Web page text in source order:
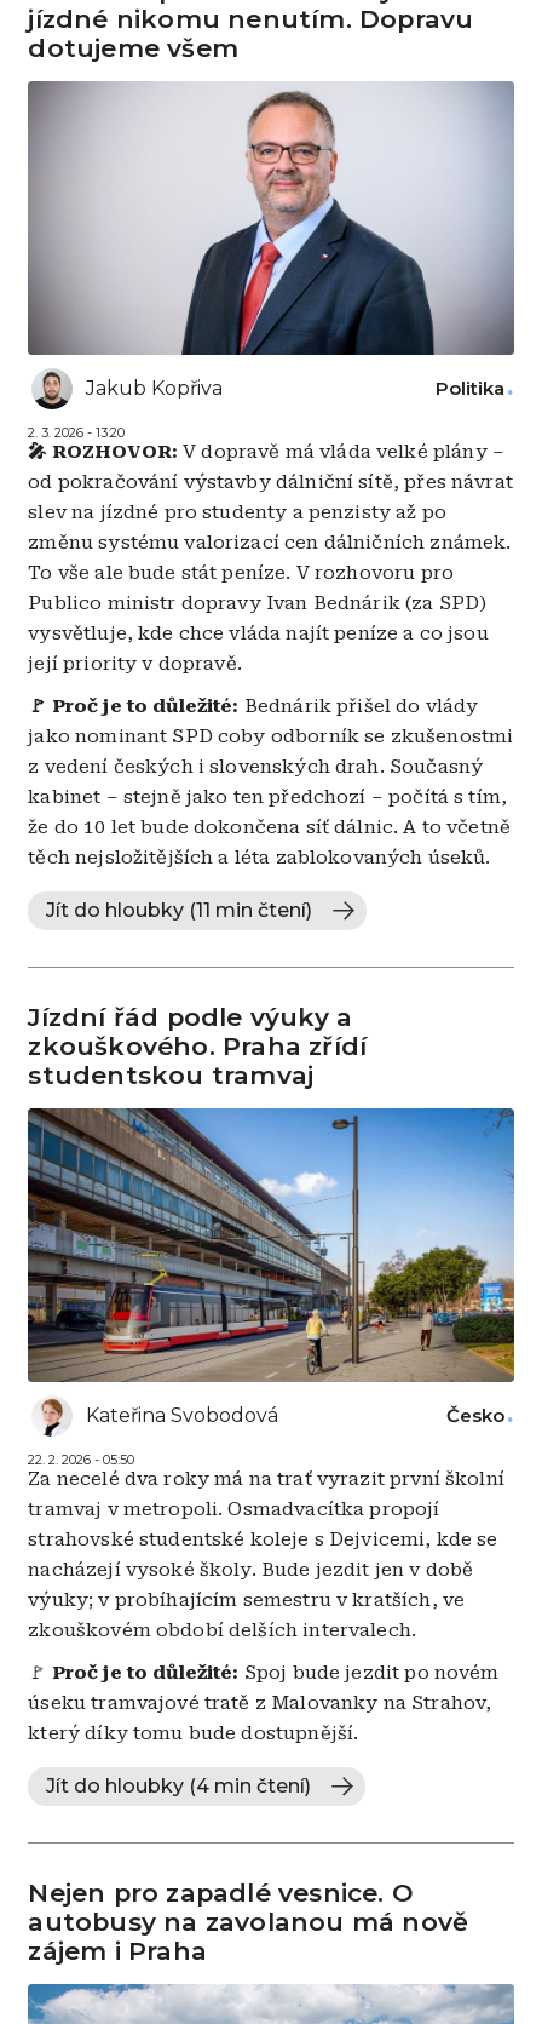
jízdné nikomu nenutím. Dopravu
dotujeme všem
Jakub Kopřiva
2. 3. 2026 - 13:20
Politika
🎤 ROZHOVOR: V dopravě má vláda velké plány –
od pokračování výstavby dálniční sítě, přes návrat
slev na jízdné pro studenty a penzisty až po
změnu systému valorizací cen dálničních známek.
To vše ale bude stát peníze. V rozhovoru pro
Publico ministr dopravy Ivan Bednárik (za SPD)
vysvětluje, kde chce vláda najít peníze a co jsou
její priority v dopravě.
🚩 Proč je to důležité: Bednárik přišel do vlády
jako nominant SPD coby odborník se zkušenostmi
z vedení českých i slovenských drah. Současný
kabinet – stejně jako ten předchozí – počítá s tím,
že do 10 let bude dokončena síť dálnic. A to včetně
těch nejsložitějších a léta zablokovaných úseků.
Jít do hloubky (11 min čtení)
Jízdní řád podle výuky a
zkouškového. Praha zřídí
studentskou tramvaj
Kateřina Svobodová
22. 2. 2026 - 05:50
Česko
Za necelé dva roky má na trať vyrazit první školní
tramvaj v metropoli. Osmadvacítka propojí
strahovské studentské koleje s Dejvicemi, kde se
nacházejí vysoké školy. Bude jezdit jen v době
výuky; v probíhajícím semestru v kratších, ve
zkouškovém období delších intervalech.
🚩 Proč je to důležité: Spoj bude jezdit po novém
úseku tramvajové tratě z Malovanky na Strahov,
který díky tomu bude dostupnější.
Jít do hloubky (4 min čtení)
Nejen pro zapadlé vesnice. O
autobusy na zavolanou má nově
zájem i Praha